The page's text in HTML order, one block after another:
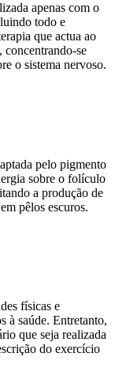
apenas com o
todo e
que actua ao
concentrando-se
o sistema nervoso.
pelo pigmento
sobre o folículo
a produção de
pêlos escuros.
físicas e
à saúde. Entretanto,
que seja realizada
do exercício